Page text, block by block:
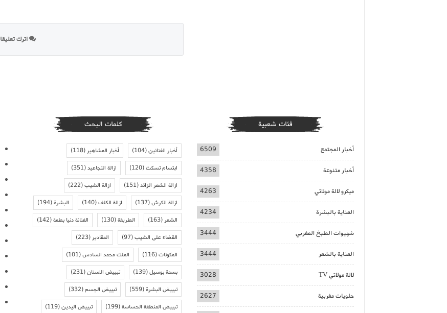
اترك تعليقا
فئات شعبية
أخبار المجتمع 6509
أخبار متنوعة 4358
ميكرو لالة مولاتي 4263
العناية بالبشرة 4234
شهيوات الطبخ المغربي 3444
العناية بالشعر 3444
لالة مولاتي TV 3028
حلويات مغربية 2627
كلمات البحث
أخبار الفنانين(104) أخبار المشاهير(118)
ابتسام تسكت(120) ازالة التجاعيد(351)
ازالة الشعر الزائد(151) ازالة الشيب(222)
ازالة الكرش(137) ازالة الكلف(140) البشرة(194)
الشعر(163) الطريقة(130) الفنانة دنيا بطمة(142)
القضاء على الشيب(97) المقادير(223)
المكونات(116) الملك محمد السادس(101)
بسمة بوسيل(139) تبييض الاسنان(231)
تبييض البشرة(559) تبييض الجسم(332)
تبييض المنطقة الحساسة(199) تبييض اليدين(119)